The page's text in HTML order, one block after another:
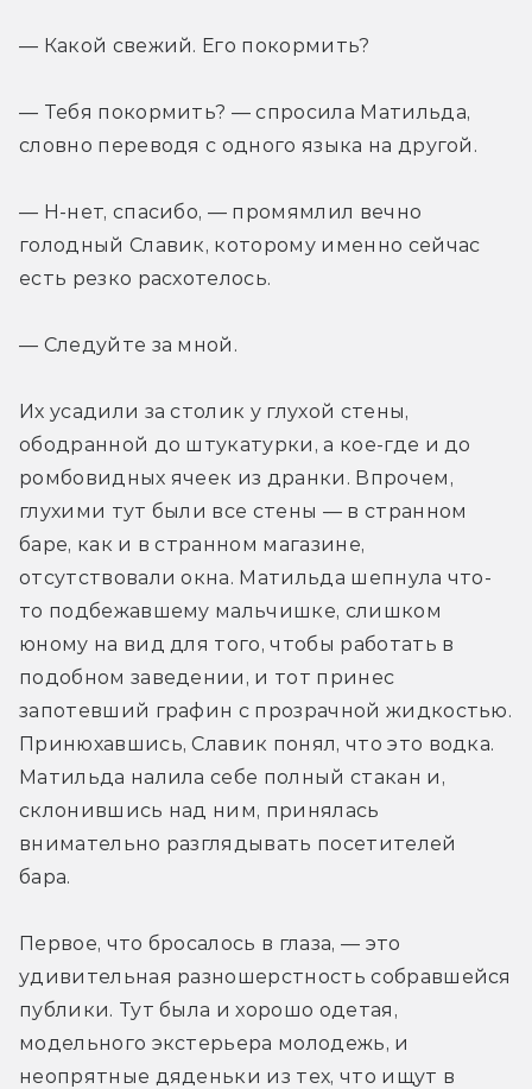
— Какой свежий. Его покормить?
— Тебя покормить? — спросила Матильда,
словно переводя с одного языка на другой.
— Н-нет, спасибо, — промямлил вечно
голодный Славик, которому именно сейчас
есть резко расхотелось.
— Следуйте за мной.
Их усадили за столик у глухой стены,
ободранной до штукатурки, а кое-где и до
ромбовидных ячеек из дранки. Впрочем,
глухими тут были все стены — в странном
баре, как и в странном магазине,
отсутствовали окна. Матильда шепнула что-
то подбежавшему мальчишке, слишком
юному на вид для того, чтобы работать в
подобном заведении, и тот принес
запотевший графин с прозрачной жидкостью.
Принюхавшись, Славик понял, что это водка.
Матильда налила себе полный стакан и,
склонившись над ним, принялась
внимательно разглядывать посетителей
бара.
Первое, что бросалось в глаза, — это
удивительная разношерстность собравшейся
публики. Тут была и хорошо одетая,
модельного экстерьера молодежь, и
неопрятные дяденьки из тех, что ищут в